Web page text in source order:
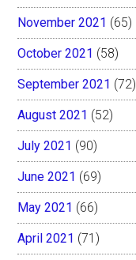
November 2021 (65)
October 2021 (58)
September 2021 (72)
August 2021 (52)
July 2021 (90)
June 2021 (69)
May 2021 (66)
April 2021 (71)